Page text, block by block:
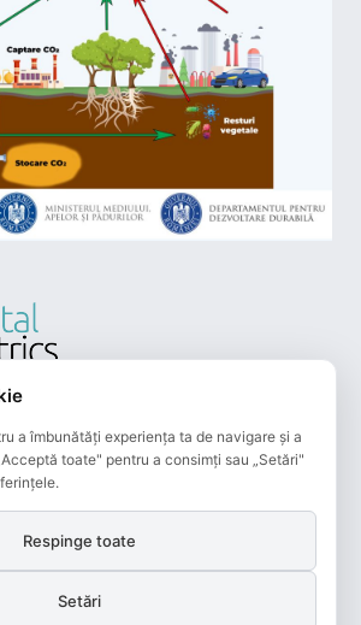
online efectuate pe acest site
de către Netopia Payments
și beneficiază de 3D-Secure.
a îmbunătăți experiența ta de navigare și a
toate" pentru a consimți sau „Setări"
Respinge toate
Setări